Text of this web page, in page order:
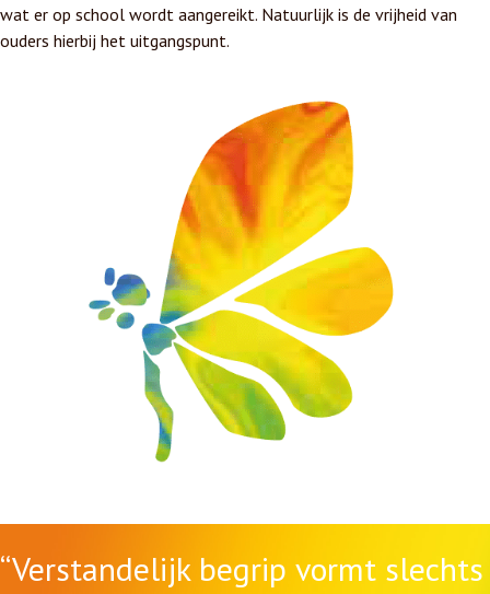
wat er op school wordt aangereikt. Natuurlijk is de vrijheid van
ouders hierbij het uitgangspunt.
“Verstandelijk begrip vormt slechts